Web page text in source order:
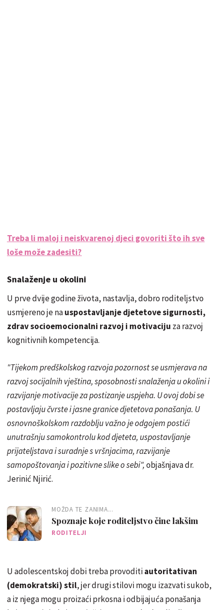
Treba li maloj i neiskvarenoj djeci govoriti što ih sve
loše može zadesiti?
Snalaženje u okolini
U prve dvije godine života, nastavlja, dobro roditeljstvo
usmjereno je nauspostavljanje djetetove sigurnosti,
zdrav socioemocionalni razvoj i motivaciju za razvoj
kognitivnih kompetencija.
"Tijekom predškolskog razvoja pozornost se usmjerava na
razvoj socijalnih vještina, sposobnosti snalaženja u okolini i
razvijanje motivacije za postizanje uspjeha. U ovoj dobi se
postavljaju čvrste i jasne granice djetetova ponašanja. U
osnovnoškolskom razdoblju važno je odgojem postići
unutrašnju samokontrolu kod djeteta, uspostavljanje
prijateljstava i suradnje s vršnjacima, razvijanje
samopoštovanja i pozitivne slike o sebi",objašnjava dr.
Jerinić Njirić.
MOŽDA TE ZANIMA...
Spoznaje koje roditeljstvo čine lakšim
RODITELJI
U adolescentskoj dobi treba provoditiautoritativan
(demokratski) stil, jer drugi stilovi mogu izazvati sukob,
a iz njega mogu proizaći prkosna i odbijajuća ponašanja